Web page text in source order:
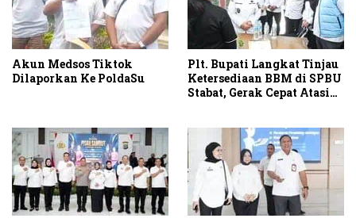
Akun Medsos Tiktok
Dilaporkan Ke PoldaSu
Plt. Bupati Langkat Tinjau
Ketersediaan BBM di SPBU
Stabat, Gerak Cepat Atasi